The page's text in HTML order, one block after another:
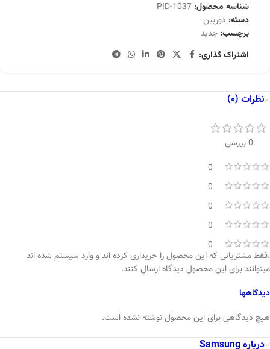
شناسه محصول: PID-1037
دسته: دوربین
برچسب: جدید
اشتراک گذاری:
نظرات (0)
0 بررسی
0
0
0
0
0
دیدگاهها
هیچ دیدگاهی برای این محصول نوشته نشده است.
.فقط مشتریانی که این محصول را خریداری کرده اند و وارد سیستم شده اند
میتوانند برای این محصول دیدگاه ارسال کنند.
درباره Samsung